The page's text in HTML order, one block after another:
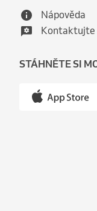
Nápověda
Kontaktujte
STÁHNĚTE SI